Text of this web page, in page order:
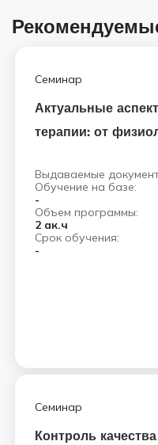
Семинар
Актуальные
терапии: от
Выдаваемые
Обучение на базе:
-
Объем программы:
2 ак.ч
Срок обучения:
-
Семинар
Контроль